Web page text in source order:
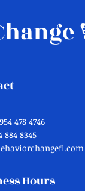
478 4746
884 8345
Hours